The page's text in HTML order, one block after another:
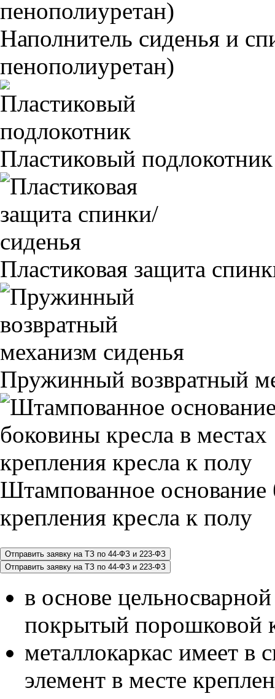
Наполнитель сиденья и
пенополиуретан)
Пластиковый подлокотник
Пластиковая защита
Пружинный возвратный
Штампованное основание
крепления кресла к полу
в основе
покрытый порошковой
металлокаркас имеет в
элемент в месте